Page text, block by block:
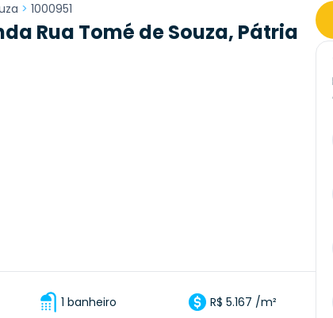
> 1000951
Rua Tomé de Souza, Pátria
1 banheiro R$ 5.167 /m²